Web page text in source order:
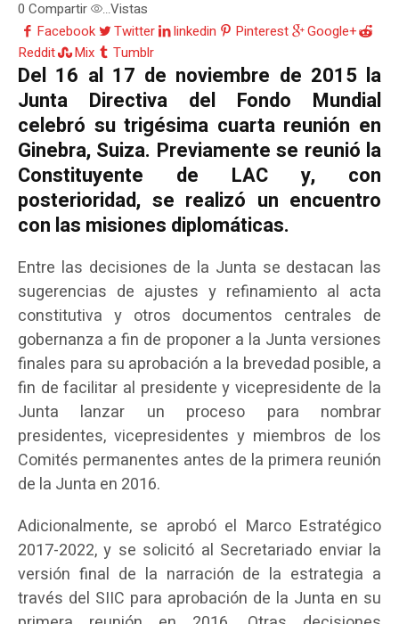
0 Compartir ...Vistas
Facebook
Twitter linkedin Pinterest
Google+
Reddit
Mix Tumblr
Del 16 al 17 de noviembre de 2015 la
Junta Directiva del Fondo Mundial
celebró su trigésima cuarta reunión en
Ginebra, Suiza. Previamente se reunió la
Constituyente de LAC y, con
posterioridad, se realizó un encuentro
con las misiones diplomáticas.
Entre las decisiones de la Junta se destacan las
sugerencias de ajustes y refinamiento al acta
constitutiva y otros documentos centrales de
gobernanza a fin de proponer a la Junta versiones
finales para su aprobación a la brevedad posible, a
fin de facilitar al presidente y vicepresidente de la
Junta lanzar un proceso para nombrar
presidentes, vicepresidentes y miembros de los
Comités permanentes antes de la primera reunión
de la Junta en 2016.
Adicionalmente, se aprobó el Marco Estratégico
2017-2022, y se solicitó al Secretariado enviar la
versión final de la narración de la estrategia a
través del SIIC para aprobación de la Junta en su